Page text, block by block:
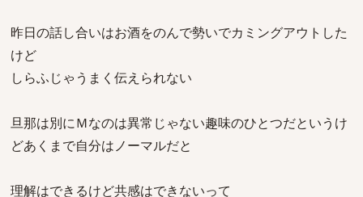
昨日の話し合いはお酒をのんで勢いでカミングアウトした
けど
しらふじゃうまく伝えられない
旦那は別にＭなのは異常じゃない趣味のひとつだというけ
どあくまで自分はノーマルだと
理解はできるけど共感はできないって